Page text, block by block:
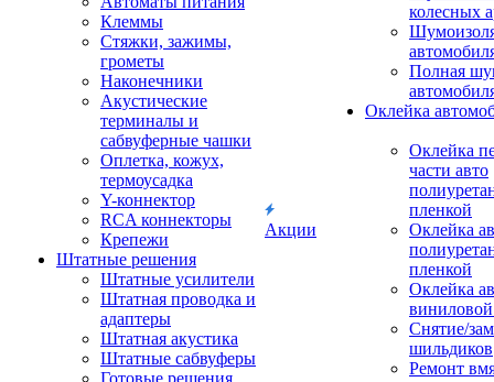
Клеммы
Стяжки, зажимы,
грометы
Наконечники
Акустические
терминалы и
сабвуферные чашки
Оплетка, кожух,
термоусадка
Y-коннектор
RCA коннекторы
Крепежи
Штатные решения
Штатные усилители
Штатная проводка и
адаптеры
Штатная акустика
Штатные сабвуферы
Готовые решения
Акции
колесных
Полная
Оклейка
Оклейка
части авто
пленкой
Оклейка
пленкой
Оклейка
Снятие/
шильдиков
Ремонт